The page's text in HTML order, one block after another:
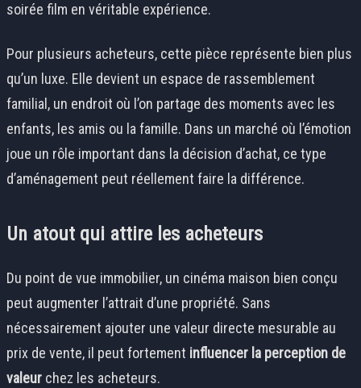
soirée film en véritable expérience.
Pour plusieurs acheteurs, cette pièce représente bien plus
qu’un luxe. Elle devient un espace de rassemblement
familial, un endroit où l’on partage des moments avec les
enfants, les amis ou la famille. Dans un marché où l’émotion
joue un rôle important dans la décision d’achat, ce type
d’aménagement peut réellement faire la différence.
Un atout qui attire les acheteurs
Du point de vue immobilier, un cinéma maison bien conçu
peut augmenter l’attrait d’une propriété. Sans
nécessairement ajouter une valeur directe mesurable au
prix de vente, il peut fortement influencer la perception de
valeur chez les acheteurs.